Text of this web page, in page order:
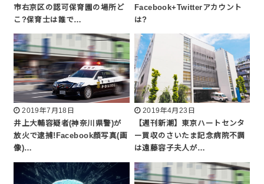
市右京区の認可保育園の場所ど
こ?保育士は誰で…
Facebook+Twitterアカウント
は?
2019年7月18日
井上大輔容疑者(神奈川県警)が
放火で逮捕!Facebook顔写真(画
像)…
2019年4月23日
【週刊新潮】東京ハートセンタ
ー買収のさいたま記念病院不調
は遠藤容子夫人が…